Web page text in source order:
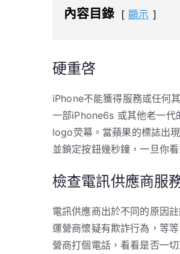
內容目錄 顯示
硬重啓
iPhone不能獲得服務或任何
一部iPhone6s 或其他老一代
logo荧幕。當蘋果的標誌出
並鎖定按鈕幾秒鐘，一旦你
檢查電訊供應商服
電訊供應商出於不同的原因
運營商懷疑有欺詐行為，等
營商打個電話，看看是否一